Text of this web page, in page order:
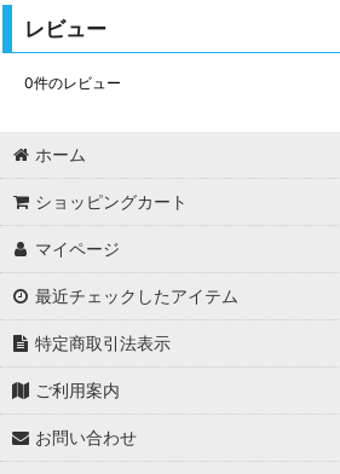
レビュー
0件のレビュー
ホーム
ショッピングカート
マイページ
最近チェックしたアイテム
特定商取引法表示
ご利用案内
お問い合わせ